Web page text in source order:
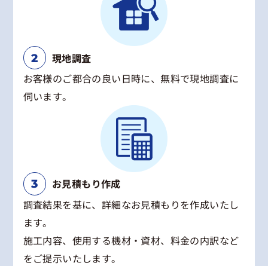
現地調査
お客様のご都合の良い日時に、無料で現地調査に
伺います。
お見積もり作成
調査結果を基に、詳細なお見積もりを作成いたし
ます。
施工内容、使用する機材・資材、料金の内訳など
をご提示いたします。